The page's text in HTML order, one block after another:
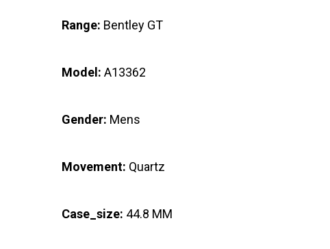
Range: Bentley GT
Model: A13362
Gender: Mens
Movement: Quartz
Case_size: 44.8 MM